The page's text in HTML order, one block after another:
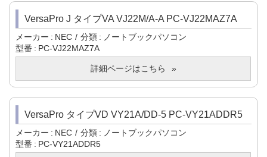
VersaPro J タイプVA VJ22M/A-A PC-VJ22MAZ7A
メーカー NEC 分類
ノートブックパソコン
型番
PC-VJ22MAZ7A
詳細ページはこちら
VersaPro タイプVD VY21A/DD-5 PC-VY21ADDR5
メーカー NEC 分類
ノートブックパソコン
型番
PC-VY21ADDR5